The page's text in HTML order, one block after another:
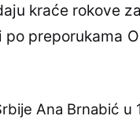
kraće rokove
preporukama
Ana Brnabić u